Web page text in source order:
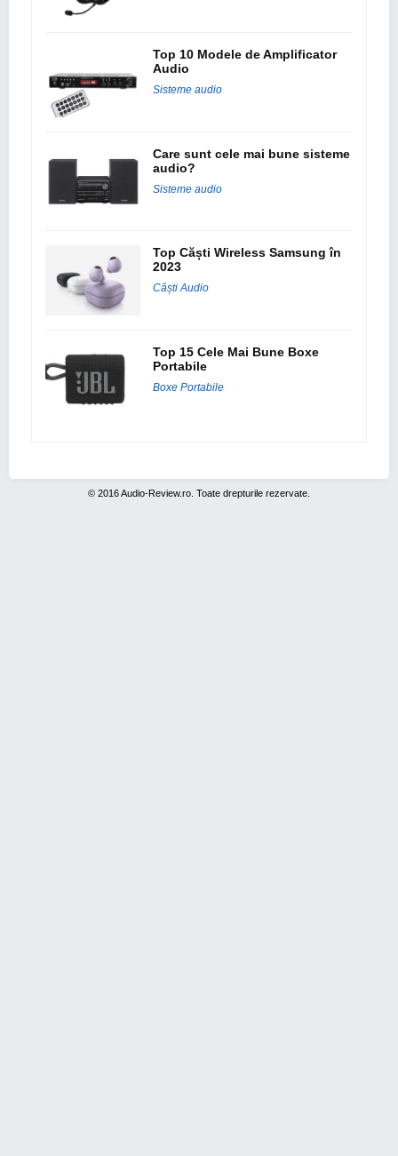
Top 10 Modele de Amplificator
Audio
Sisteme audio
Care sunt cele mai bune sisteme
audio?
Sisteme audio
Top Căști Wireless Samsung în
2023
Căști Audio
Top 15 Cele Mai Bune Boxe
Portabile
Boxe Portabile
© 2016 Audio-Review.ro. Toate drepturile rezervate.